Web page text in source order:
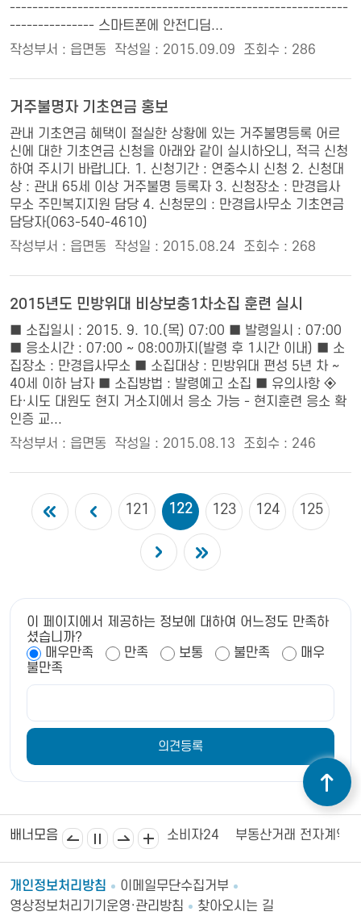
------------------------------------------------------------
--------------- 스마트폰에 안전디딤...
작성부서 : 읍면동
작성일 : 2015.09.09 조회수 : 286
거주불명자 기초연금 홍보
관내 기초연금 혜택이 절실한 상황에 있는 거주불명등록 어르
신에 대한 기초연금 신청을 아래와 같이 실시하오니, 적극 신청
하여 주시기 바랍니다. 1. 신청기간 : 연중수시 신청 2. 신청대
상 : 관내 65세 이상 거주불명 등록자 3. 신청장소 : 만경읍사
무소 주민복지지원 담당 4. 신청문의 : 만경읍사무소 기초연금
담당자(063-540-4610)
작성부서 : 읍면동
작성일 : 2015.08.24 조회수 : 268
2015년도 민방위대 비상보충1차소집 훈련 실시
■ 소집일시 : 2015. 9. 10.(목) 07:00 ■ 발령일시 : 07:00
■ 응소시간 : 07:00 ~ 08:00까지(발령 후 1시간 이내) ■ 소
집장소 : 만경읍사무소 ■ 소집대상 : 민방위대 편성 5년 차 ~
40세 이하 남자 ■ 소집방법 : 발령예고 소집 ■ 유의사항 ◈
타·시도 대원도 현지 거소지에서 응소 가능 - 현지훈련 응소 확
인증 교...
작성부서 : 읍면동
작성일 : 2015.08.13 조회수 : 246
121 122 123 124 125
이 페이지에서 제공하는 정보에 대하여 어느정도 만족하
셨습니까?
매우만족
만족 보통 불만족
매우
불만족
배너모음
상공회의소 김제시의회 소비자24 부동산거래 전자계약
개인정보처리방침
이메일무단수집거부
영상정보처리기기운영·관리방침
찾아오시는 길